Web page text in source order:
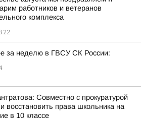
работников и ветеранов
комплекса
за неделю в ГВСУ СК России:
Совместно с прокуратурой
восстановить права школьника на
в 10 классе